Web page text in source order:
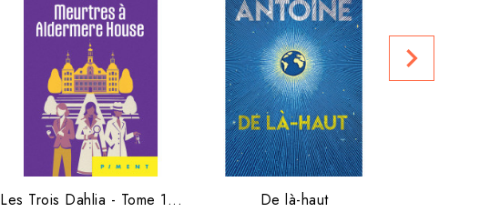
Les Trois Dahlia - Tome 1...
De là-haut
Prix club :
navigate_next